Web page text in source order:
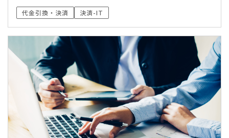
代金引換・決済 決済-IT